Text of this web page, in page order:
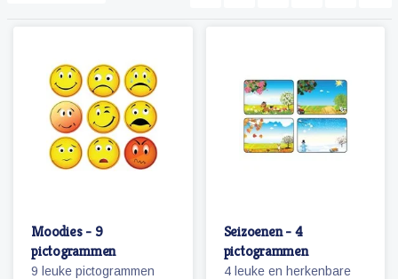
Moodies - 9
pictogrammen
9 leuke pictogrammen
Seizoenen - 4
pictogrammen
4 leuke en herkenbare